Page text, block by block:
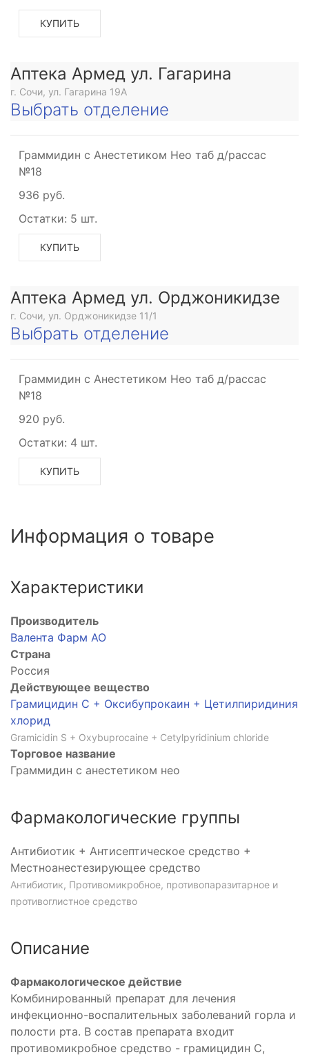
КУПИТЬ
Аптека Армед ул. Гагарина
г. Сочи, ул. Гагарина 19А
Выбрать отделение
Граммидин с Анестетиком Нео таб д/рассас
№18
936 руб.
Остатки: 5 шт.
КУПИТЬ
Аптека Армед ул. Орджоникидзе
г. Сочи, ул. Орджоникидзе 11/1
Выбрать отделение
Граммидин с Анестетиком Нео таб д/рассас
№18
920 руб.
Остатки: 4 шт.
КУПИТЬ
Информация о товаре
Характеристики
Производитель
Валента Фарм АО
Страна
Россия
Действующее вещество
Грамицидин С + Оксибупрокаин + Цетилпиридиния
хлорид
Gramicidin S + Oxybuprocaine + Cetylpyridinium chloride
Торговое название
Граммидин с анестетиком нео
Фармакологические группы
Антибиотик + Антисептическое средство +
Местноанестезирующее средство
Антибиотик, Противомикробное, противопаразитарное и
противоглистное средство
Описание
Фармакологическое действие
Комбинированный препарат для лечения
инфекционно-воспалительных заболеваний горла и
полости рта. В состав препарата входит
противомикробное средство - грамицидин С,